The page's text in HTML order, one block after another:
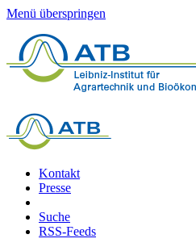
Menü überspringen
Kontakt
Presse
Suche
RSS-Feeds